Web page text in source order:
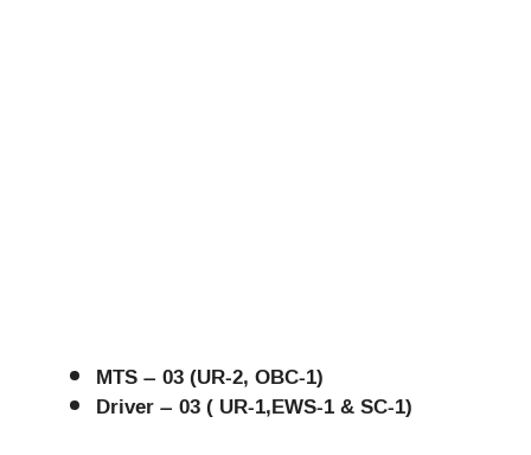
MTS – 03 (UR-2, OBC-1)
Driver – 03 ( UR-1,EWS-1 & SC-1)